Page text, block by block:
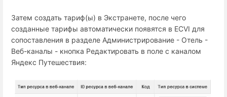
Затем создать тариф(ы) в Экстранете, после чего
созданные тарифы автоматически появятся в ECVI для
сопоставления в разделе Администрирование - Отель -
Веб-каналы - кнопка Редактировать в поле с каналом
Яндекс Путешествия: